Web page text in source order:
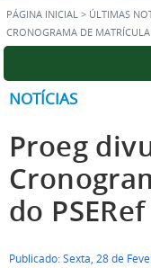
PÁGINA INICIAL > ÚLTIMAS
CRONOGRAMA DE
NOTÍCIAS
Proeg
do
Publicado: Sexta, 28 de